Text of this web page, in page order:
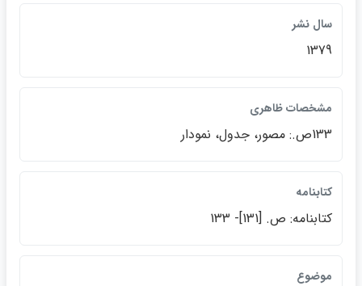
سال نشر
1379
مشخصات ظاهري
133ص.: مصور، جدول، نمودار
كتابنامه
كتابنامه: ص. [131]- 133
موضوع